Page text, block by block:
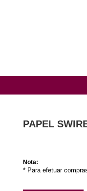
PAPEL
Nota:
* Para efetuar